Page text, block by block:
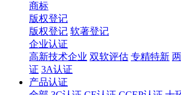
商标
版权登记
版权登记 软著登记
企业认证
高新技术企业 双软评估 专精特新
证 3A认证
产品认证